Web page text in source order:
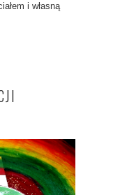
i własną